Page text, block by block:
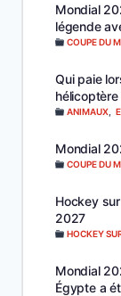
Mondial
légende
COUPE DU
Qui paie
hélicoptère
ANIMAUX
Mondial
COUPE DU
Hockey
2027
HOCKEY
Mondial
Égypte a